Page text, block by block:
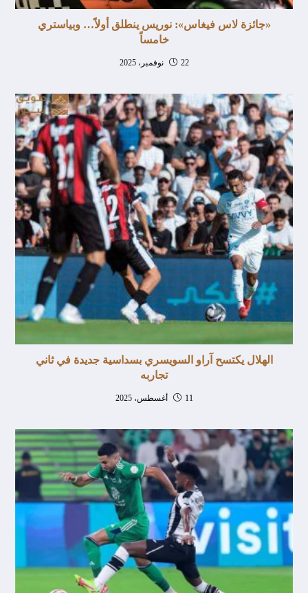
«جائزة لاس فيغاس»: نوريس ينطلق أولاً… وبياستري
خامساً
22 نوفمبر، 2025
الهلال يكتسح آراو السويسري بسداسية جديدة في ثاني
تجاربه
11 أغسطس، 2025